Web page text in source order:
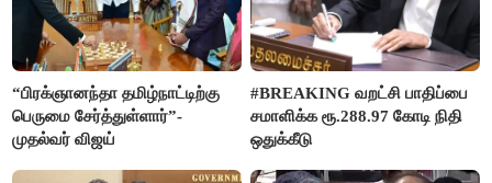
“பிரக்ஞானந்தா தமிழ்நாட்டிற்கு
பெருமை சேர்த்துள்ளார்”-
முதல்வர் விஜய்
#BREAKING வறட்சி பாதிப்பை
சமாளிக்க ரூ.288.97 கோடி நிதி
ஒதுக்கீடு